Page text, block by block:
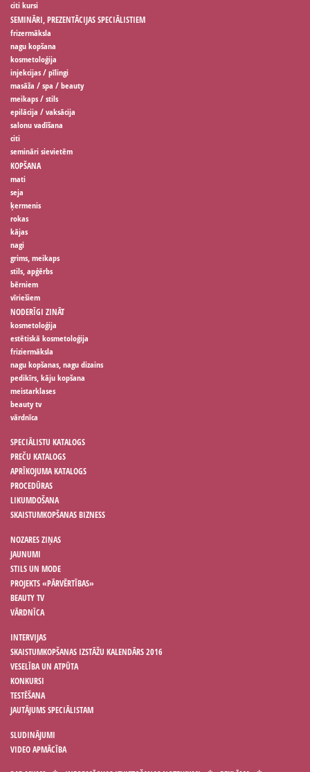
citi kursi
SEMINĀRI, PREZENTĀCIJAS SPECIĀLISTIEM
frizermāksla
nagu kopšana
kosmetoloģija
injekcijas / pīlingi
masāža / spa / beauty
meikaps / stils
epilācija / vaksācija
salonu vadīšana
citi
semināri sievietēm
KOPŠANA
mati
seja
ķermenis
rokas
kājas
nagi
grims, meikaps
stils, apģērbs
bērniem
vīriešiem
NODERĪGI ZINĀT
kosmetoloģija
estētiskā kosmetoloģija
friziermāksla
nagu kopšanas, nagu dizains
pedikīrs, kāju kopšana
meistarklases
beauty tv
vārdnīca
SPECIĀLISTU KATALOGS
PREČU KATALOGS
APRĪKOJUMA KATALOGS
PROCEDŪRAS
LIKUMDOŠANA
SKAISTUMKOPŠANAS BIZNESS
NOZARES ZIŅAS
JAUNUMI
STILS UN MODE
PROJEKTS «PĀRVĒRTĪBAS»
BEAUTY TV
VĀRDNĪCA
INTERVIJAS
SKAISTUMKOPŠANAS IZSTĀŽU KALENDĀRS 2016
VESELĪBA UN ATPŪTA
KONKURSI
TESTĒŠANA
JAUTĀJUMS SPECIĀLISTAM
SLUDINĀJUMI
VIDEO APMĀCĪBA